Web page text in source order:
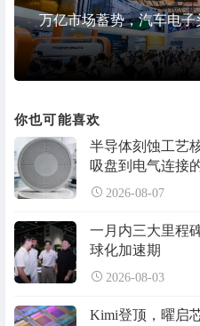
万亿市场蓄势，汽车电
你也可能喜欢
半导体刻蚀工艺
吸盘到电气连接
2026-08-07
一月内三大里程
球化加速期
2026-08-03
Kimi登顶，曜启